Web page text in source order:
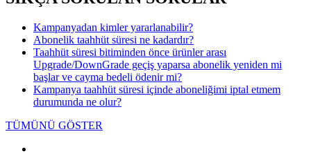
Kampanyadan kimler yararlanabilir?
Abonelik taahhüt süresi ne kadardır?
Taahhüt süresi bitiminden önce ürünler arası
Upgrade/DownGrade geçiş yaparsa abonelik yeniden mi
başlar ve cayma bedeli ödenir mi?
Kampanya taahhüt süresi içinde aboneliğimi iptal etmem
durumunda ne olur?
TÜMÜNÜ GÖSTER